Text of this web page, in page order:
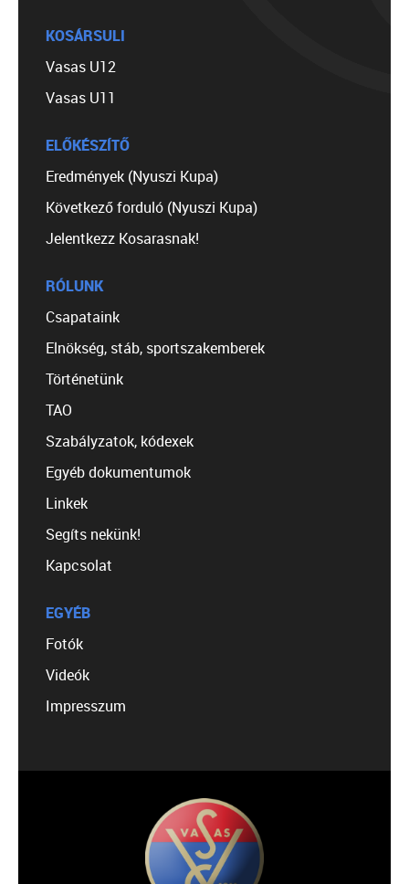
KOSÁRSULI
Vasas U12
Vasas U11
ELŐKÉSZÍTŐ
Eredmények (Nyuszi Kupa)
Következő forduló (Nyuszi Kupa)
Jelentkezz Kosarasnak!
RÓLUNK
Csapataink
Elnökség, stáb, sportszakemberek
Történetünk
TAO
Szabályzatok, kódexek
Egyéb dokumentumok
Linkek
Segíts nekünk!
Kapcsolat
EGYÉB
Fotók
Videók
Impresszum